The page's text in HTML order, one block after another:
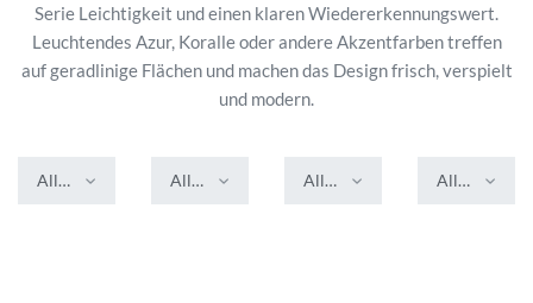
Serie Leichtigkeit und einen klaren Wiedererkennungswert.
Leuchtendes Azur, Koralle oder andere Akzentfarben treffen
auf geradlinige Flächen und machen das Design frisch, verspielt
und modern.
Alle Farben Alle Formate Alle VeredelungenAlle Stile